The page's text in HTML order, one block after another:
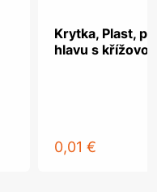
Krytka, Plast,
hlavu s
0,01 €